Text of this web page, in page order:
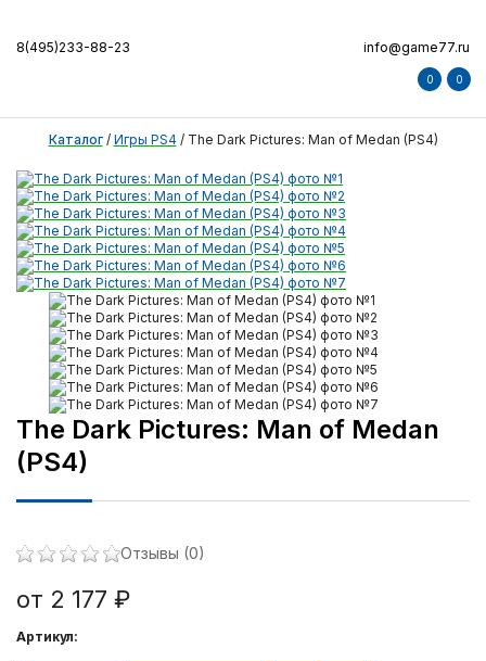
8(495)233-88-23 info@game77.ru
0 0
Каталог/ Игры PS4/ The Dark Pictures: Man of Medan (PS4)
The Dark Pictures: Man of Medan
(PS4)
Отзывы (0)
от 2 177 ₽
Артикул: